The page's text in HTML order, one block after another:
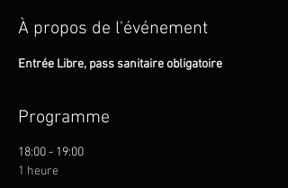
À propos de l'événement
Entrée Libre, pass sanitaire obligatoire
Programme
18:00 - 19:00
1 heure